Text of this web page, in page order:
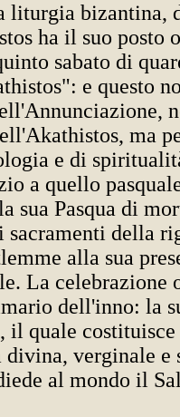
liturgia bizantina,
ha il suo posto
sabato di
e questo
ma
e di
a quello
sua Pasqua di
sacramenti della
alla sua
La celebrazione
dell'inno: la
quale costituisce
divina, verginale
al mondo il